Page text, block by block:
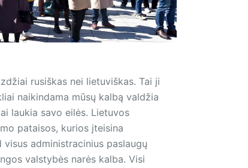
rusiškas nei lietuviškas. Tai ji
naikindama mūsų kalbą valdžia
laukia savo eilės. Lietuvos
pataisos, kurios įteisina
administracinius paslaugų
valstybės narės kalba. Visi